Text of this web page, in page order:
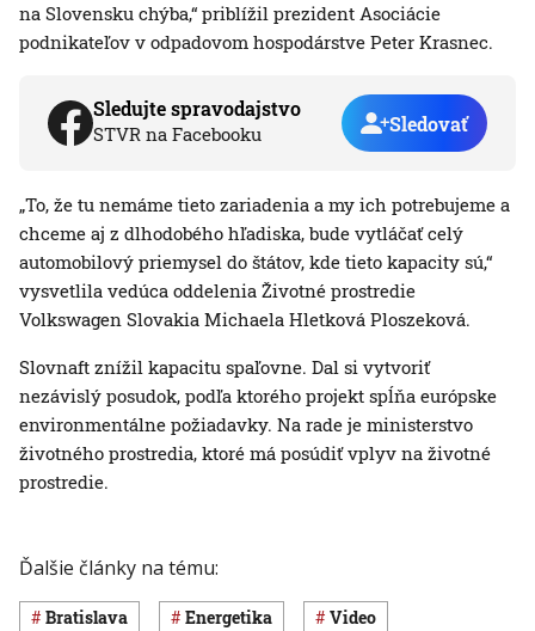
na Slovensku chýba,“ priblížil prezident Asociácie
podnikateľov v odpadovom hospodárstve Peter Krasnec.
Sledujte spravodajstvo
STVR na Facebooku Sledovať
„To, že tu nemáme tieto zariadenia a my ich potrebujeme a
chceme aj z dlhodobého hľadiska, bude vytláčať celý
automobilový priemysel do štátov, kde tieto kapacity sú,“
vysvetlila vedúca oddelenia Životné prostredie
Volkswagen Slovakia Michaela Hletková Ploszeková.
Slovnaft znížil kapacitu spaľovne. Dal si vytvoriť
nezávislý posudok, podľa ktorého projekt spĺňa európske
environmentálne požiadavky. Na rade je ministerstvo
životného prostredia, ktoré má posúdiť vplyv na životné
prostredie.
Ďalšie články na tému:
Bratislava Energetika Video